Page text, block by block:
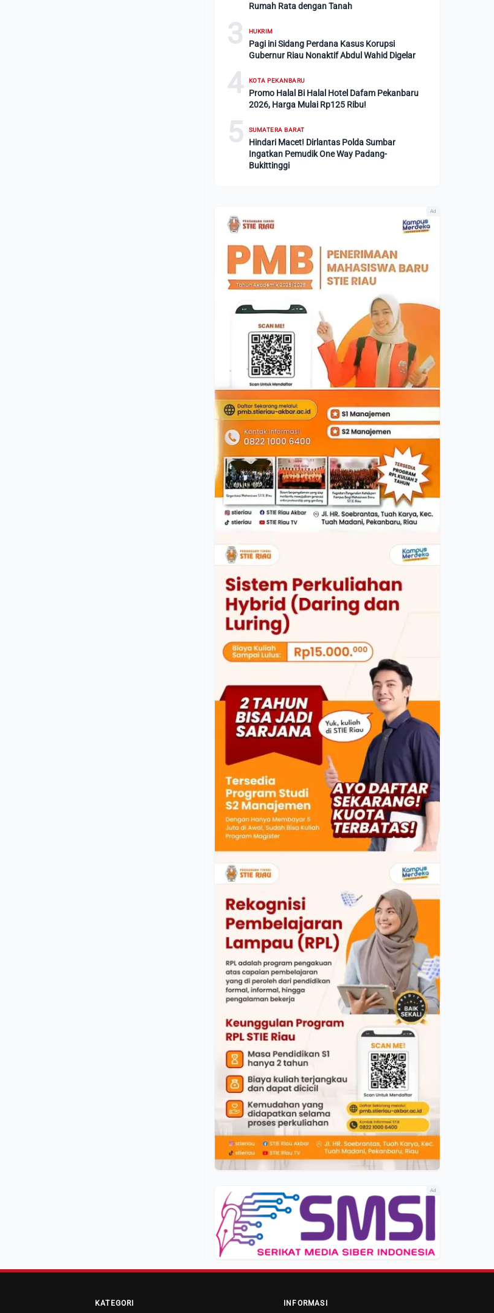
Rumah Rata dengan Tanah
3 HUKRIM
Pagi ini Sidang Perdana Kasus Korupsi
Gubernur Riau Nonaktif Abdul Wahid Digelar
4 KOTA PEKANBARU
Promo Halal Bi Halal Hotel Dafam Pekanbaru
2026, Harga Mulai Rp125 Ribu!
5 SUMATERA BARAT
Hindari Macet! Dirlantas Polda Sumbar
Ingatkan Pemudik One Way Padang-
Bukittinggi
Ad
Ad
KATEGORI INFORMASI